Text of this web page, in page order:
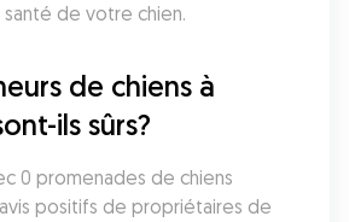
de votre chien.
de chiens à
ils sûrs?
0 promenades de chiens
positifs de propriétaires de